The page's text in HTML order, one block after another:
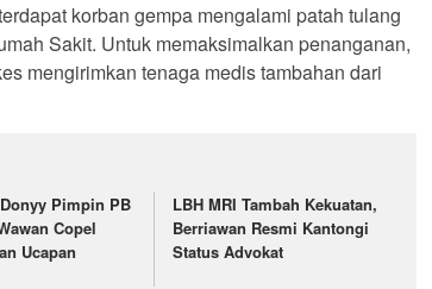
korban gempa mengalami patah tulang
Sakit. Untuk memaksimalkan penanganan,
mengirimkan tenaga medis tambahan dari
Pimpin PB
Copel
Ucapan
LBH MRI Tambah Kekuatan,
Berriawan Resmi Kantongi
Status Advokat